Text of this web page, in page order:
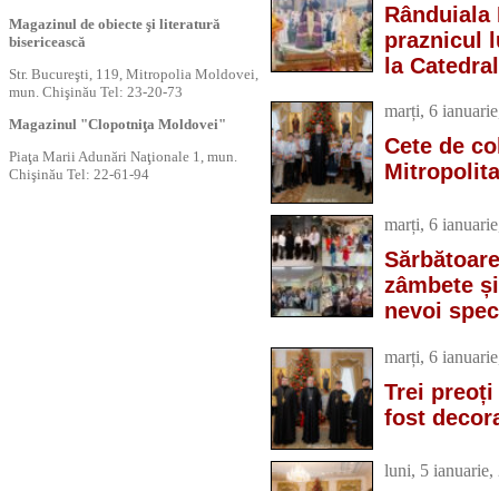
Magazinul de obiecte şi literatură
bisericească
Str. Bucureşti, 119, Mitropolia Moldovei,
mun. Chişinău Tel: 23-20-73
Magazinul "Clopotniţa Moldovei"
Piaţa Marii Adunări Naţionale 1, mun.
Chişinău Tel: 22-61-94
Rânduiala
praznicul
la
marți, 6
Cete de
marți, 6
zâmbete
nevoi
marți, 6
Trei
fost
luni, 5 ianuarie,